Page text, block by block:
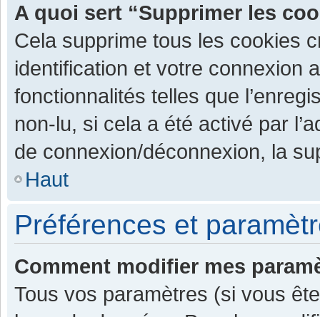
A quoi sert “Supprimer les
Cela supprime tous les cookies
identification et votre connexion
fonctionnalités telles que
non-lu, si cela a été activé par
de connexion/déconnexion, la
Haut
Préférences et
Comment modifier mes
Tous vos paramètres (si vous